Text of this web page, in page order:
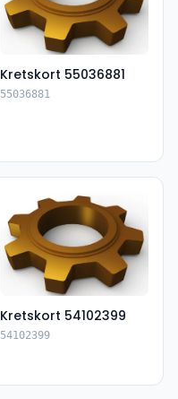
Kretskort 55036881
55036881
Kretskort 54102399
54102399